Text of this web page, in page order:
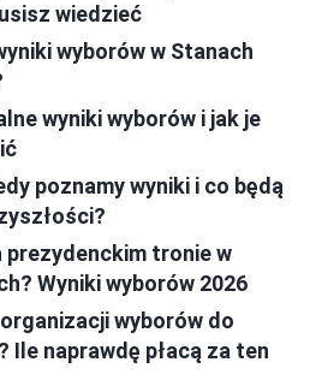
wiedzieć
wyborów w Stanach
wyniki wyborów i jak je
poznamy wyniki i co będą
prezydenckim tronie w
Wyniki wyborów 2026
wyborów do
Ile naprawdę płacą za ten